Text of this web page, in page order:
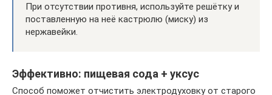
При отсутствии противня, используйте решётку и
поставленную на неё кастрюлю (миску) из
нержавейки.
Эффективно: пищевая сода + уксус
Способ поможет отчистить электродуховку от старого